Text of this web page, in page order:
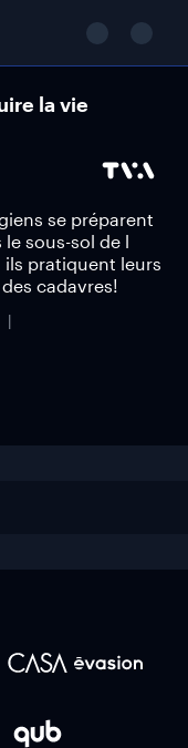
la vie
se préparent
sous-sol de l
ils pratiquent leurs
cadavres!